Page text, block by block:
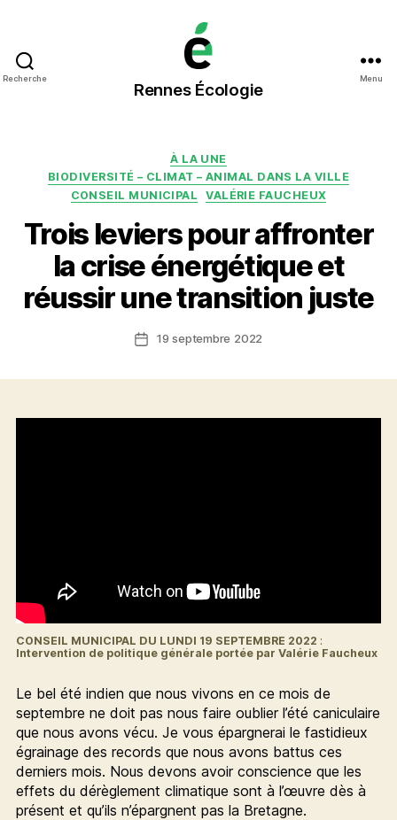
Recherche
Rennes
Écologie
Rennes Écologie
Menu
Catégories
À LA UNE
BIODIVERSITÉ – CLIMAT – ANIMAL DANS LA VILLE
CONSEIL MUNICIPAL
VALÉRIE FAUCHEUX
Trois leviers pour affronter
la crise énergétique et
réussir une transition juste
Date19 septembre 2022
CONSEIL MUNICIPAL DU LUNDI 19 SEPTEMBRE 2022 :
Intervention de politique générale portée par Valérie Faucheux
Le bel été indien que nous vivons en ce mois de
septembre ne doit pas nous faire oublier l’été caniculaire
que nous avons vécu. Je vous épargnerai le fastidieux
égrainage des records que nous avons battus ces
derniers mois. Nous devons avoir conscience que les
effets du dérèglement climatique sont à l’œuvre dès à
présent et qu’ils n’épargnent pas la Bretagne.